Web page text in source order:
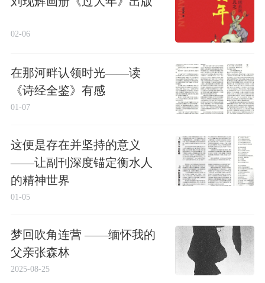
02-06
在那河畔认领时光——读
《诗经全鉴》有感
01-07
这便是存在并坚持的意义
——让副刊深度锚定衡水人
的精神世界
01-05
梦回吹角连营 ——缅怀我的
父亲张森林
2025-08-25